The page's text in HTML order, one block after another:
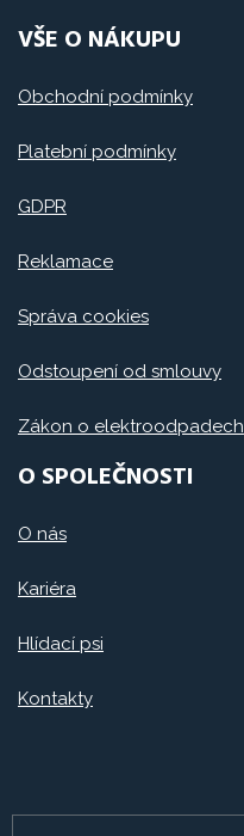
VŠE O NÁKUPU
Obchodní podmínky
Platební podmínky
GDPR
Reklamace
Správa cookies
Odstoupení od smlouvy
Zákon o elektroodpadech
O SPOLEČNOSTI
O nás
Kariéra
Hlídací psi
Kontakty